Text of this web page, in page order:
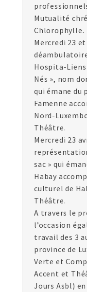
Mutualité
Chlorophylle.
Mercredi 23
Hospita-
Nés », nom
qui émane du
Famenne
Nord-
Théâtre.
Mercredi 23
sac » qui
Habay
culturel de
Théâtre.
A travers le
l’occasion
travail des 3
province de
Verte et
Accent et
Jours Asbl)